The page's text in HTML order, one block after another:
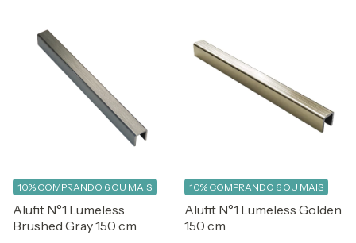
Alufit N°1 Lumeless
Brushed Gray 150 cm
10% COMPRANDO 6 OU MAIS
Alufit N°1 Lumeless Golden
150 cm
10% COMPRANDO 6 OU MAIS